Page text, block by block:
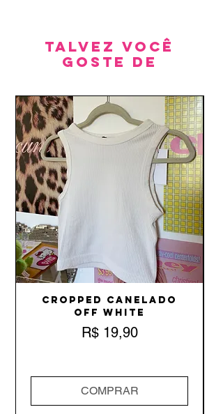
Talvez você
goste de
Cropped Canelado
Off White
Preço
R$ 19,90
COMPRAR